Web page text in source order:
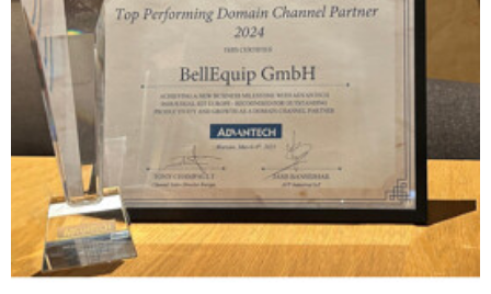
Energiemessung
Energieverteilung
IP, WLAN & GSM Sensorik
Datenlogger
IoT - Internet of Things
Remote I/O
IPC, Industrielle Netzwerktechnik & WLAN
Industrielle Netzwerktechnik / Kommunikation
Industrielle Computer
Wi-Fi - WLAN - Wireless
IT Netzwerktechnik / Kommunikation
Sonstige
Serverräume
RMA / Rücksendung / Support
Comet System
CompleTech
Contemporary Controls
Digi
Eaton
Elsys
Enginko - mcf88
Fokus Technologies